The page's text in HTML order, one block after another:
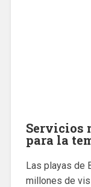
Servicios
para la
Las playas de
millones de